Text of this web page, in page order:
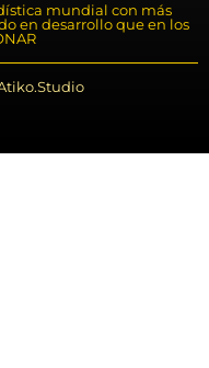
mundial con más
en desarrollo que en los